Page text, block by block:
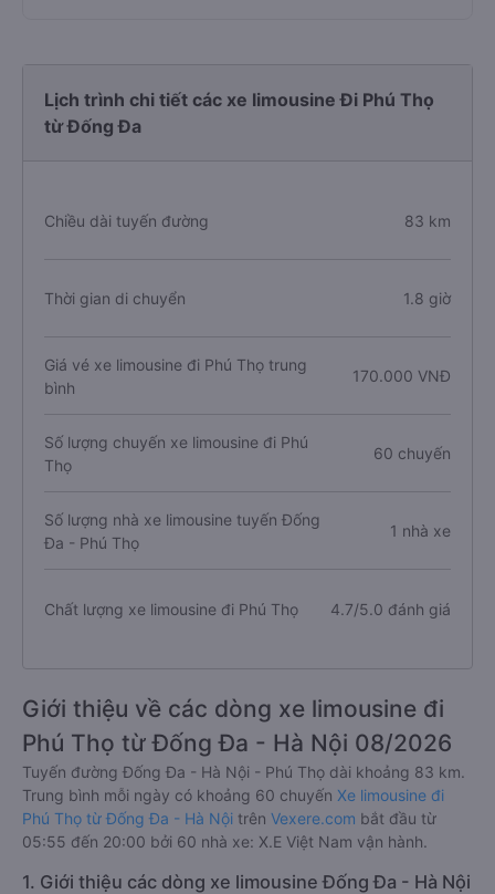
Lịch trình chi tiết các xe limousine Đi Phú Thọ
từ Đống Đa
Chiều dài tuyến đường 83 km
Thời gian di chuyển 1.8 giờ
Giá vé xe limousine đi Phú Thọ trung
bình
170.000 VNĐ
Số lượng chuyến xe limousine đi Phú
Thọ
60 chuyến
Số lượng nhà xe limousine tuyến Đống
Đa - Phú Thọ
1 nhà xe
Chất lượng xe limousine đi Phú Thọ 4.7/5.0 đánh giá
Giới thiệu về các dòng xe limousine đi
Phú Thọ từ Đống Đa - Hà Nội 08/2026
Tuyến đường Đống Đa - Hà Nội - Phú Thọ dài khoảng 83 km.
Trung bình mỗi ngày có khoảng 60 chuyến Xe limousine đi
Phú Thọ từ Đống Đa - Hà Nội trên Vexere.com bắt đầu từ
05:55 đến 20:00 bởi 60 nhà xe: X.E Việt Nam vận hành.
1. Giới thiệu các dòng xe limousine Đống Đa - Hà Nội